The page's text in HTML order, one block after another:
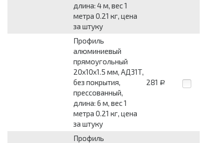
длина: 4 м, вес 1
метра 0.21 кг, цена
за штуку
Профиль
алюминиевый
прямоугольный
20x10x1.5 мм, АД31Т,
без покрытия,
прессованный,
длина: 6 м, вес 1
метра 0.21 кг, цена
за штуку
281 Р
Профиль